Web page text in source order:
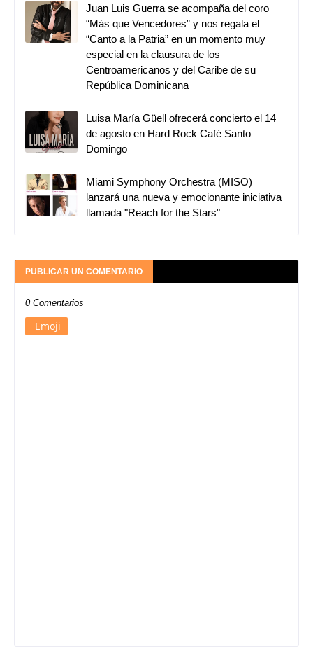
Juan Luis Guerra se acompaña del coro
“Más que Vencedores” y nos regala el
“Canto a la Patria” en un momento muy
especial en la clausura de los
Centroamericanos y del Caribe de su
República Dominicana
Luisa María Güell ofrecerá concierto el 14
de agosto en Hard Rock Café Santo
Domingo
Miami Symphony Orchestra (MISO)
lanzará una nueva y emocionante iniciativa
llamada "Reach for the Stars"
PUBLICAR UN COMENTARIO
0 Comentarios
Emoji